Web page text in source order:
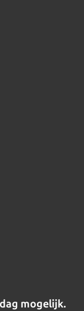
mogelijk.